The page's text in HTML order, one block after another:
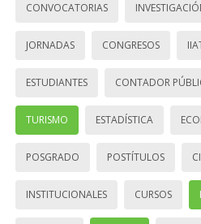
CONVOCATORIAS
JORNADAS CONGRESOS
ESTUDIANTES CONTADOR
TURISMO ESTADÍSTICA
POSGRADO POSTÍTULOS
INSTITUCIONALES CURSOS